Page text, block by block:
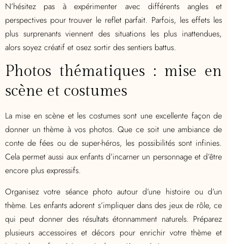
N’hésitez pas à expérimenter avec différents angles et
perspectives pour trouver le reflet parfait. Parfois, les effets les
plus surprenants viennent des situations les plus inattendues,
alors soyez créatif et osez sortir des sentiers battus.
Photos thématiques : mise en
scène et costumes
La mise en scène et les costumes sont une excellente façon de
donner un thème à vos photos. Que ce soit une ambiance de
conte de fées ou de super-héros, les possibilités sont infinies.
Cela permet aussi aux enfants d’incarner un personnage et d’être
encore plus expressifs.
Organisez votre séance photo autour d’une histoire ou d’un
thème. Les enfants adorent s’impliquer dans des jeux de rôle, ce
qui peut donner des résultats étonnamment naturels. Préparez
plusieurs accessoires et décors pour enrichir votre thème et